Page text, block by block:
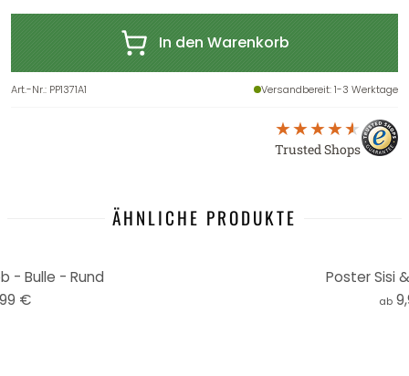
In den Warenkorb
Art.-Nr.: PP1371A1 Versandbereit: 1-3 Werktage
Trusted Shops
ÄHNLICHE PRODUKTE
- Bulle - Rund
€
Poster Sisi
ab